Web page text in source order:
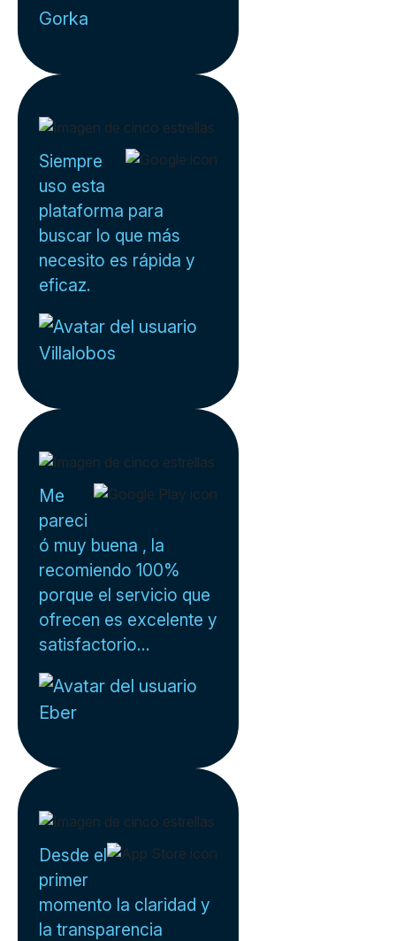
Gorka
Siempre
uso esta
plataforma para
buscar lo que más
necesito es rápida y
eficaz.
Villalobos
Me
pareci
ó muy buena , la
recomiendo 100%
porque el servicio que
ofrecen es excelente y
satisfactorio...
Eber
Desde el
primer
momento la claridad y
la transparencia